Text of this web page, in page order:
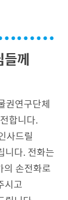
께
권연구단체
합니다.
사드릴
니다. 전화는
손전화로
시고